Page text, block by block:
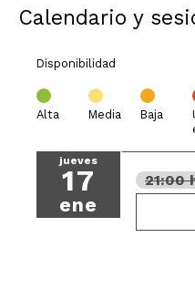
Calendario y
Disponibilidad
Alta Media Baja
jueves
17
ene
21:00